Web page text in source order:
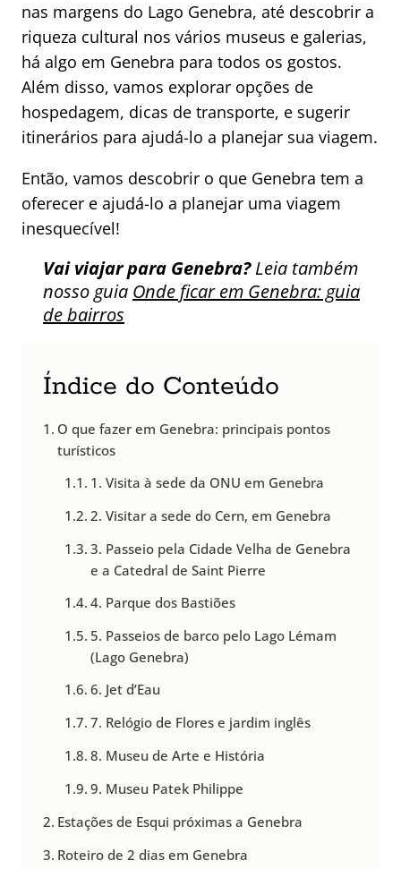
nas margens do Lago Genebra, até descobrir a
riqueza cultural nos vários museus e galerias,
há algo em Genebra para todos os gostos.
Além disso, vamos explorar opções de
hospedagem, dicas de transporte, e sugerir
itinerários para ajudá-lo a planejar sua viagem.
Então, vamos descobrir o que Genebra tem a
oferecer e ajudá-lo a planejar uma viagem
inesquecível!
Vai viajar para Genebra?Leia também
nosso guia Onde ficar em Genebra: guia
de bairros
Índice do Conteúdo
O que fazer em Genebra: principais pontos
turísticos
1. Visita à sede da ONU em Genebra
2. Visitar a sede do Cern, em Genebra
3. Passeio pela Cidade Velha de Genebra
e a Catedral de Saint Pierre
4. Parque dos Bastiões
5. Passeios de barco pelo Lago Lémam
(Lago Genebra)
6. Jet d’Eau
7. Relógio de Flores e jardim inglês
8. Museu de Arte e História
9. Museu Patek Philippe
Estações de Esqui próximas a Genebra
Roteiro de 2 dias em Genebra